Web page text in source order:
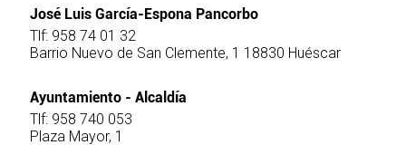
José Luis García-Espona Pancorbo
Tlf: 958 74 01 32
Barrio Nuevo de San Clemente, 1 18830 Huéscar
Ayuntamiento - Alcaldía
Tlf: 958 740 053
Plaza Mayor, 1